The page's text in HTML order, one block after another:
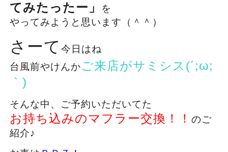
てみたったー」
を
やってみようと思います（＾＾）
さーて 今日はね
台風前やけんかご来店がサミシス(´;ω;
｀)
そんな中、ご予約いただいてた
お持ち込みのマフラー交換！！ のご
紹介♪